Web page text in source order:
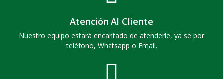
Atención Al Cliente
Nuestro equipo estará encantado de atenderle, ya se por
teléfono, Whatsapp o Email.